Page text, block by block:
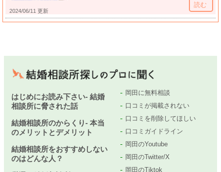
2024/06/11 更新
読む
はじめにお読み下さい- 結婚
相談所に脅された話
結婚相談所のからくり- 本当
のメリットとデメリット
結婚相談所をおすすめしない
のはどんな人？
岡田に無料相談
口コミが掲載されない
口コミを削除してほしい
口コミガイドライン
岡田のYoutube
岡田のTwitter/X
岡田のTiktok